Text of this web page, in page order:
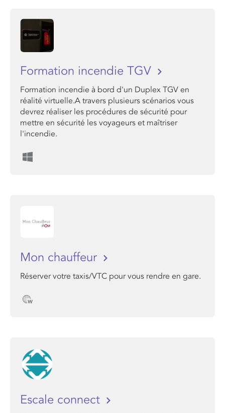
Formation incendie TGV
Formation incendie à bord d'un Duplex TGV en
réalité virtuelle.A travers plusieurs scénarios vous
devrez réaliser les procédures de sécurité pour
mettre en sécurité les voyageurs et maîtriser
l'incendie.
Mon chauffeur
Réserver votre taxis/VTC pour vous rendre en gare.
Escale connect